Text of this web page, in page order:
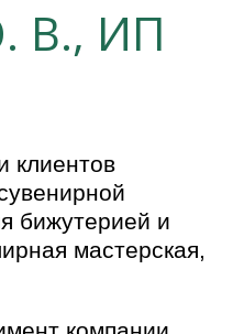
В., ИП
клиентов
бижутерией и
мастерская,